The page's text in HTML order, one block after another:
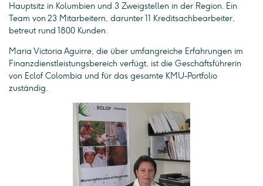
Hauptsitz in Kolumbien und 3 Zweigstellen in der Region. Ein
Team von 23 Mitarbeitern, darunter 11 Kreditsachbearbeiter,
betreut rund 1800 Kunden.
Maria Victoria Aguirre, die über umfangreiche Erfahrungen im
Finanzdienstleistungsbereich verfügt, ist die Geschäftsführerin
von Eclof Colombia und für das gesamte KMU-Portfolio
zuständig.